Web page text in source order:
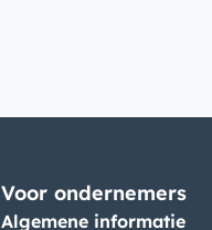
Voor ondernemers
Algemene informatie